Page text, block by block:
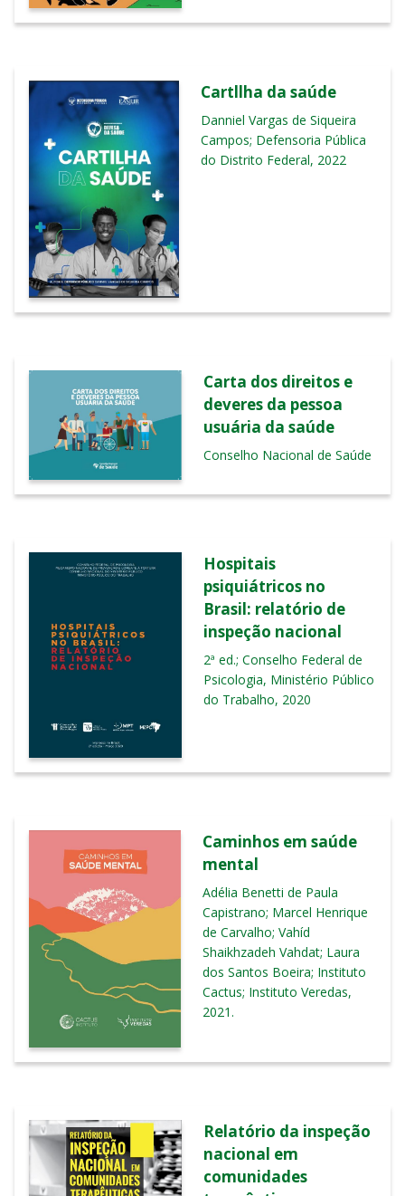
Cartllha da saúde
Danniel Vargas de Siqueira
Campos; Defensoria Pública
do Distrito Federal, 2022
Carta dos direitos e
deveres da pessoa
usuária da saúde
Conselho Nacional de Saúde
Hospitais
psiquiátricos no
Brasil: relatório de
inspeção nacional
2ª ed.; Conselho Federal de
Psicologia, Ministério Público
do Trabalho, 2020
Caminhos em saúde
mental
Adélia Benetti de Paula
Capistrano; Marcel Henrique
de Carvalho; Vahíd
Shaikhzadeh Vahdat; Laura
dos Santos Boeira; Instituto
Cactus; Instituto Veredas,
2021.
Relatório da inspeção
nacional em
comunidades